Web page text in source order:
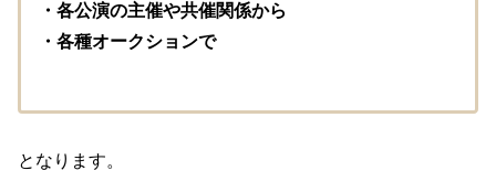
・各公演の主催や共催関係から
・各種オークションで
となります。